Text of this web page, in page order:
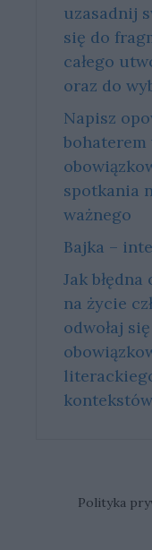
uzasadnij
się do
całego
oraz do
Napisz
spotkania
ważnego
Bajka –
Jak
na życie
odwołaj
Polityka